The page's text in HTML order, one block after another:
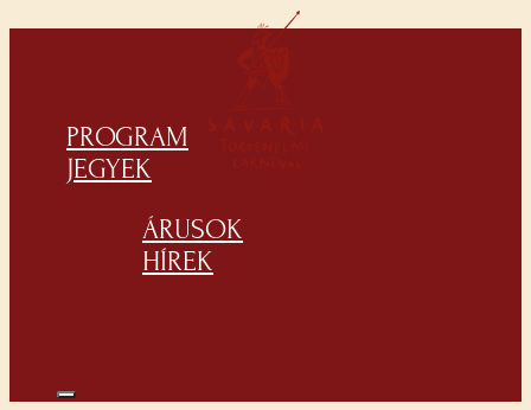
PROGRAM
JEGYEK
ÁRUSOK
HÍREK